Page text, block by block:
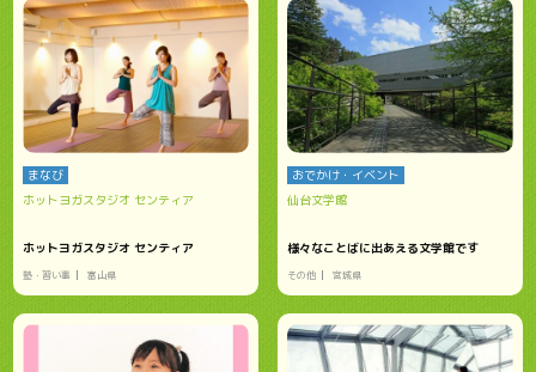
まなび
ホットヨガスタジオ センティア
ホットヨガスタジオ センティア
塾・習い事 富山県
おでかけ・イベント
仙台文学館
様々なことばに出あえる文学館です
その他 宮城県